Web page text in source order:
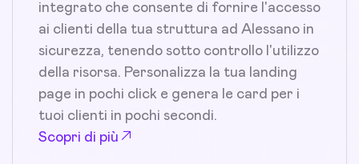
integrato che consente di fornire l'accesso
ai clienti della tua struttura ad Alessano in
sicurezza, tenendo sotto controllo l'utilizzo
della risorsa. Personalizza la tua landing
page in pochi click e genera le card per i
tuoi clienti in pochi secondi.
Scopri di più